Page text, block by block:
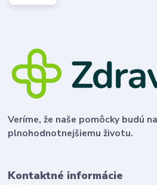
Veríme, že naše pomôcky budú
plnohodnotnejšiemu životu.
Kontaktné informácie